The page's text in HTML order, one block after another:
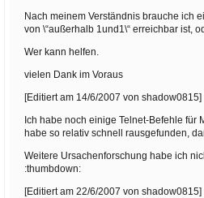
Nach meinem Verständnis brauche ich
von \“außerhalb 1und1\“ erreichbar ist,
Wer kann helfen.
vielen Dank im Voraus
[Editiert am 14/6/2007 von shadow0815]
Ich habe noch einige Telnet-Befehle für
habe so relativ schnell rausgefunden,
Weitere Ursachenforschung habe ich
:thumbdown:
[Editiert am 22/6/2007 von shadow0815]